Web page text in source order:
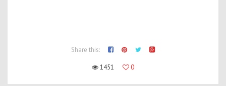
Share this:
1451 0